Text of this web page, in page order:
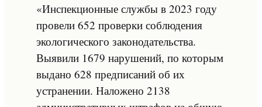
«Инспекционные службы в 2023 году
провели 652 проверки соблюдения
экологического законодательства.
Выявили 1679 нарушений, по которым
выдано 628 предписаний об их
устранении. Наложено 2138